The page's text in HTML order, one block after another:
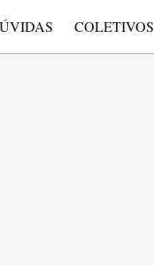
COLETIVOS